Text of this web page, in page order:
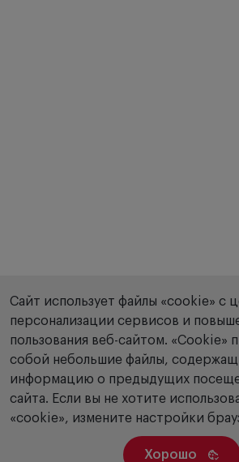
Сайт использует файлы «cookie» с
персонализации сервисов и
пользования веб-сайтом. «Сookie»
собой небольшие файлы,
информацию о предыдущих
сайта. Если вы не хотите
«cookie», измените настройки
Хорошо